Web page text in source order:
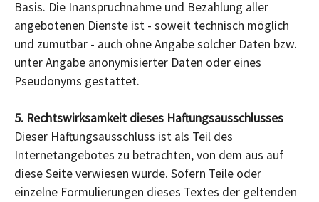
Basis. Die Inanspruchnahme und Bezahlung aller
angebotenen Dienste ist - soweit technisch möglich
und zumutbar - auch ohne Angabe solcher Daten bzw.
unter Angabe anonymisierter Daten oder eines
Pseudonyms gestattet.
5. Rechtswirksamkeit dieses Haftungsausschlusses
Dieser Haftungsausschluss ist als Teil des
Internetangebotes zu betrachten, von dem aus auf
diese Seite verwiesen wurde. Sofern Teile oder
einzelne Formulierungen dieses Textes der geltenden